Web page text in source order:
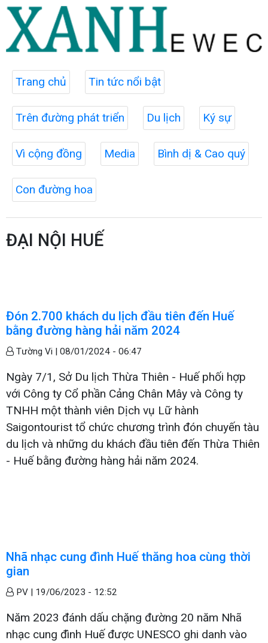
Trang chủ Tin tức nổi bật
Trên đường phát triển Du lịch Ký sự
Vì cộng đồng Media Bình dị & Cao quý
Con đường hoa
ĐẠI NỘI HUẾ
Đón 2.700 khách du lịch đầu tiên đến Huế
bằng đường hàng hải năm 2024
Tường Vi | 08/01/2024 - 06:47
Ngày 7/1, Sở Du lịch Thừa Thiên - Huế phối hợp
với Công ty Cổ phần Cảng Chân Mây và Công ty
TNHH một thành viên Dịch vụ Lữ hành
Saigontourist tổ chức chương trình đón chuyến tàu
du lịch và những du khách đầu tiên đến Thừa Thiên
- Huế bằng đường hàng hải năm 2024.
Nhã nhạc cung đình Huế thăng hoa cùng thời
gian
PV | 19/06/2023 - 12:52
Năm 2023 đánh dấu chặng đường 20 năm Nhã
nhạc cung đình Huế được UNESCO ghi danh vào